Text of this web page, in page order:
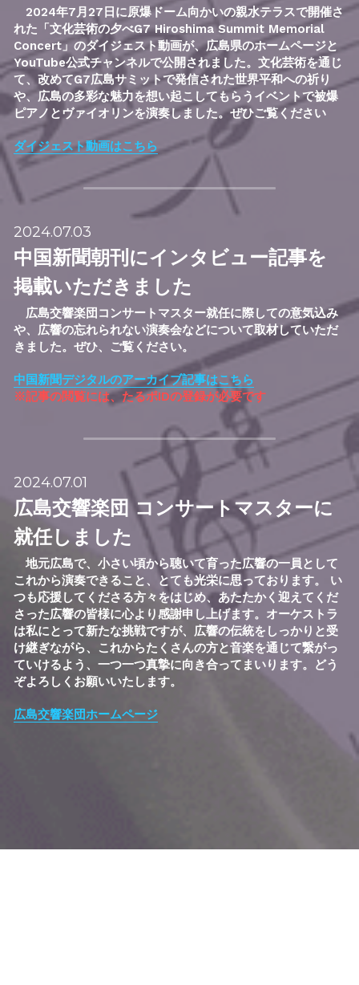
2024年7月27日に原爆ドーム向かいの親水テラスで開催さ
れた「文化芸術の夕べG7 Hiroshima Summit Memorial
Concert」のダイジェスト動画が、広島県のホームページと
YouTube公式チャンネルで公開されました。 文化芸術を通じ
て、改めてG7広島サミットで発信された世界平和への祈り
や、広島の多彩な魅力を想い起こしてもらうイベントで被爆
ピアノとヴァイオリンを演奏しました。ぜひご覧ください
ダイジェスト動画はこちら
2024.07.03
中国新聞朝刊にインタビュー記事を
掲載いただきました
広島交響楽団コンサートマスター就任に際しての意気込み
や、広響の忘れられない演奏会などについて取材していただ
きました。ぜひ、ご覧ください。
中国新聞デジタルのアーカイブ記事はこちら
※記事の閲覧には、たるポIDの登録が必要です
2024.07.01
広島交響楽団 コンサートマスターに
就任しました
地元広島で、小さい頃から聴いて育った広響の一員として
これから演奏できること、とても光栄に思っております。 い
つも応援してくださる方々をはじめ、あたたかく迎えてくだ
さった広響の皆様に心より感謝申し上げます。オーケストラ
は私にとって新たな挑戦ですが、広響の伝統をしっかりと受
け継ぎながら、これからたくさんの方と音楽を通じて繋がっ
ていけるよう、一つ一つ真摯に向き合ってまいります。どう
ぞよろしくお願いいたします。
広島交響楽団ホームページ